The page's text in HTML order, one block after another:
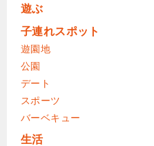
遊ぶ
子連れスポット
遊園地
公園
デート
スポーツ
バーベキュー
生活